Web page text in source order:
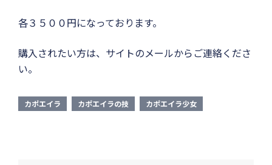
各３５００円になっております。
購入されたい方は、サイトのメールからご連絡くださ
い。
カポエイラ カポエイラの技 カポエイラ少女